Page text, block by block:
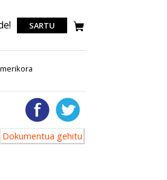
SARTU
Dokumentua gehitu